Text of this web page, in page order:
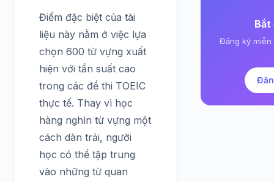
Điểm đặc biệt của tài
liệu này nằm ở việc lựa
chọn 600 từ vựng xuất
hiện với tần suất cao
trong các đề thi TOEIC
thực tế. Thay vì học
hàng nghìn từ vựng một
cách dàn trải, người
học có thể tập trung
vào những từ quan
Bắt
Đăng ký